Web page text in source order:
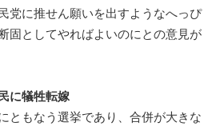
党に推せん願いを出すようなへっぴ
固としてやればよいのにとの意見が
に犠牲転嫁
ともなう選挙であり、合併が大きな